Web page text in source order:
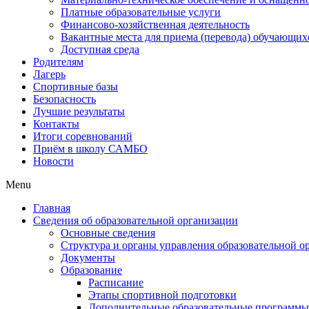
Платные образовательные услуги
Финансово-хозяйственная деятельность
Вакантные места для приема (перевода)
Доступная среда
Родителям
Лагерь
Спортивные базы
Безопасность
Лучшие результаты
Контакты
Итоги соревнований
Приём в школу САМБО
Новости
Menu
Главная
Сведения об образовательной организации
Основные сведения
Структура и органы управления образовательной
Документы
Образование
Расписание
Этапы спортивной подготовки